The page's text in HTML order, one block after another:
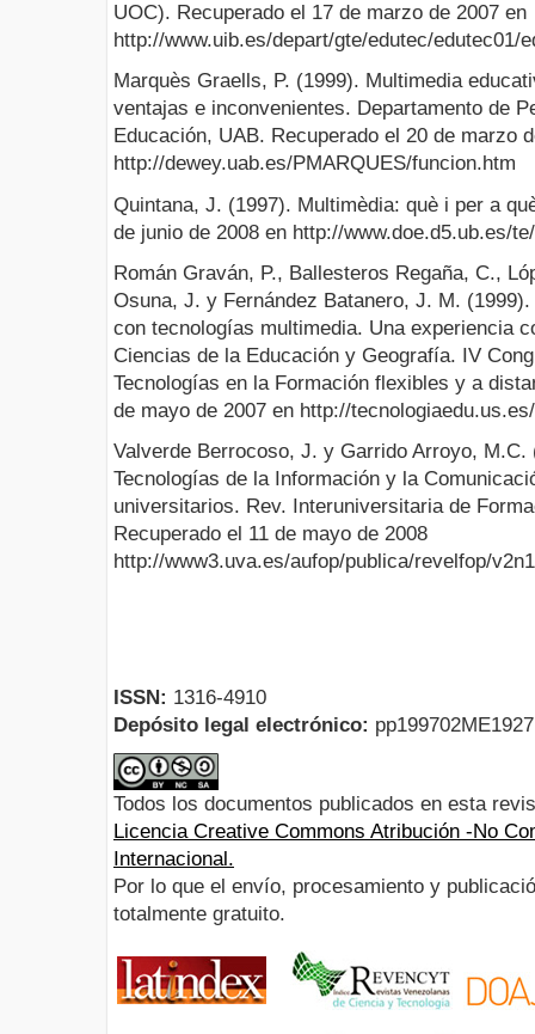
UOC). Recuperado el 17 de marzo de 2007 en
http://www.uib.es/depart/gte/edutec/edutec01/
Marquès Graells, P. (1999). Multimedia
ventajas e inconvenientes. Departamento de
Educación, UAB. Recuperado el 20 de marzo
http://dewey.uab.es/PMARQUES/funcion.htm
Quintana, J. (1997). Multimèdia: què i per a
de junio de 2008 en http://www.doe.d5.ub.es/
Román Graván, P., Ballesteros Regaña, C.,
Osuna, J. y Fernández Batanero, J. M.
con tecnologías multimedia. Una experiencia
Ciencias de la Educación y Geografía. IV
Tecnologías en la Formación flexibles y a
de mayo de 2007 en http://
Valverde Berrocoso, J. y Garrido Arroyo,
Tecnologías de la Información y la
universitarios. Rev. Interuniversitaria de
Recuperado el 11 de mayo de 2008
http://www3.uva.es/aufop/publica/revelfop/
ISSN: 1316-4910
Depósito legal electrónico:
Todos los documentos publicados en esta
Licencia Creative Commons Atribución -No
Internacional.
Por lo que el envío, procesamiento y
totalmente gratuito.